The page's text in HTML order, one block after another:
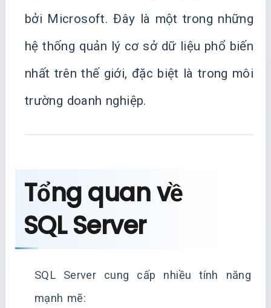
bởi Microsoft. Đây là một trong những
hệ thống quản lý cơ sở dữ liệu phổ biến
nhất trên thế giới, đặc biệt là trong môi
trường doanh nghiệp.
Tổng quan về
SQL Server
SQL Server cung cấp nhiều tính năng
mạnh mẽ: